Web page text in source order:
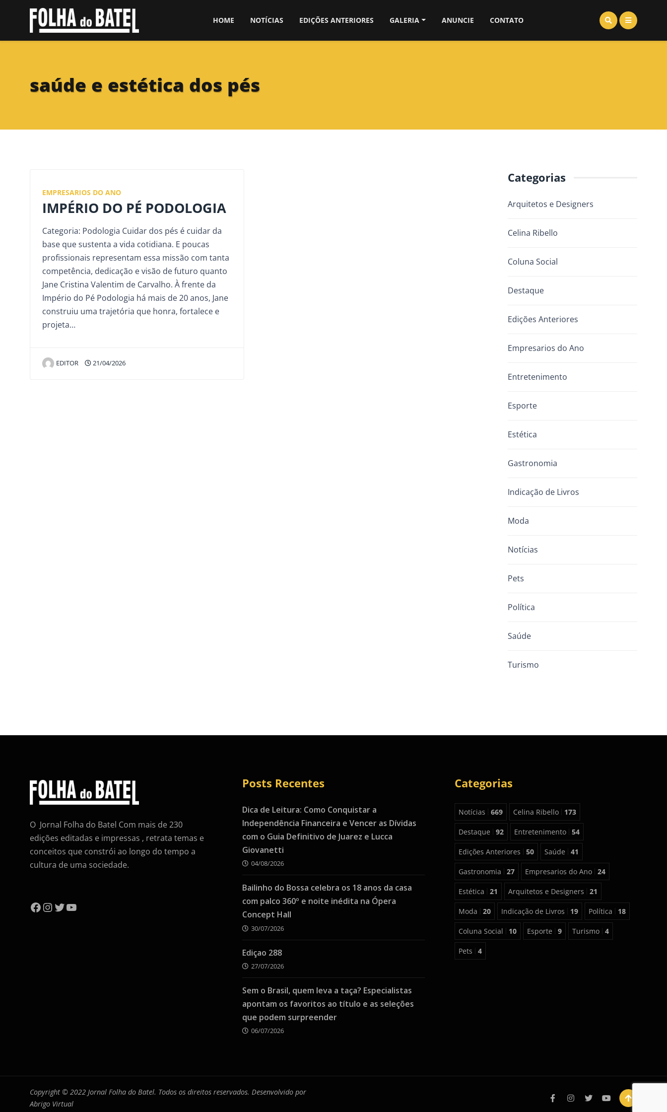
HOME NOTÍCIAS EDIÇÕES ANTERIORES GALERIA ANUNCIE CONTATO
saúde e estética dos pés
EMPRESARIOS DO ANO
IMPÉRIO DO PÉ PODOLOGIA
Categoria: Podologia Cuidar dos pés é cuidar da
base que sustenta a vida cotidiana. E poucas
profissionais representam essa missão com tanta
competência, dedicação e visão de futuro quanto
Jane Cristina Valentim de Carvalho. À frente da
Império do Pé Podologia há mais de 20 anos, Jane
construiu uma trajetória que honra, fortalece e
projeta…
EDITOR 21/04/2026
Categorias
Arquitetos e Designers
Celina Ribello
Coluna Social
Destaque
Edições Anteriores
Empresarios do Ano
Entretenimento
Esporte
Estética
Gastronomia
Indicação de Livros
Moda
Notícias
Pets
Política
Saúde
Turismo
O Jornal Folha do Batel Com mais de 230
edições editadas e impressas , retrata temas e
conceitos que constrói ao longo do tempo a
cultura de uma sociedade.
Facebook
Instagram
Twitter
YouTube
Posts Recentes
Dica de Leitura: Como Conquistar a
Independência Financeira e Vencer as Dívidas
com o Guia Definitivo de Juarez e Lucca
Giovanetti
04/08/2026
Bailinho do Bossa celebra os 18 anos da casa
com palco 360º e noite inédita na Ópera
Concept Hall
30/07/2026
Ediçao 288
27/07/2026
Sem o Brasil, quem leva a taça? Especialistas
apontam os favoritos ao título e as seleções
que podem surpreender
06/07/2026
Categorias
Notícias 669 Celina Ribello 173
Destaque 92 Entretenimento 54
Edições Anteriores 50 Saúde 41
Gastronomia 27 Empresarios do Ano 24
Estética 21 Arquitetos e Designers 21
Moda 20 Indicação de Livros 19 Política 18
Coluna Social 10 Esporte 9 Turismo 4
Pets 4
Copyright © 2022 Jornal Folha do Batel. Todos os direitos reservados. Desenvolvido por
Abrigo Virtual